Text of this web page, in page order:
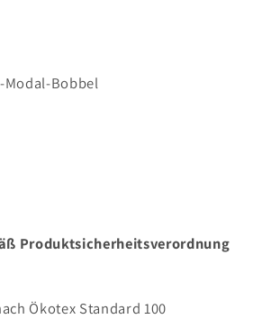
Modal-Bobbel
Produktsicherheitsverordnung
Ökotex Standard 100